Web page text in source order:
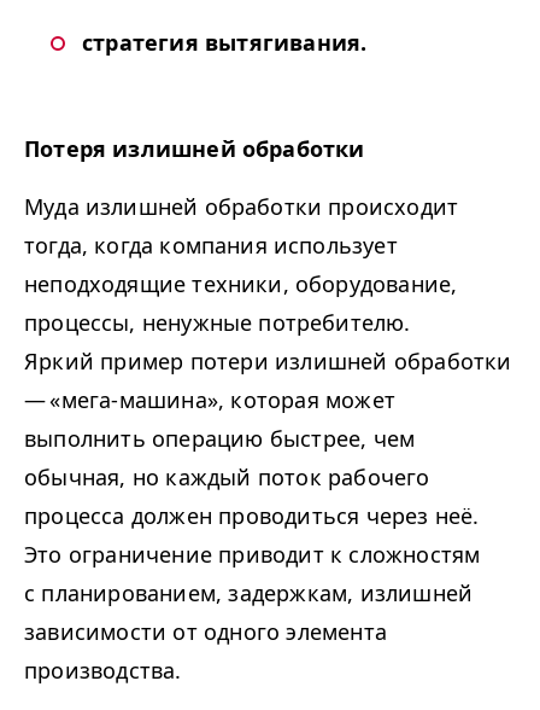
стратегия вытягивания.
Потеря излишней обработки
Муда излишней обработки происходит
тогда, когда компания использует
неподходящие техники, оборудование,
процессы, ненужные потребителю.
Яркий пример потери излишней обработки
— «мега-машина», которая может
выполнить операцию быстрее, чем
обычная, но каждый поток рабочего
процесса должен проводиться через неё.
Это ограничение приводит к сложностям
с планированием, задержкам, излишней
зависимости от одного элемента
производства.